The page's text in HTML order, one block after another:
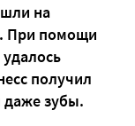
на
При помощи
получил
зубы.